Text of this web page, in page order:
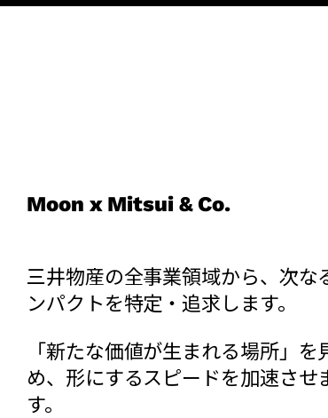
Moon x Mitsui & Co.
三井物産の全事業領域から、次な
ンパクトを特定・追求します。
「新たな価値が生まれる場所」を
め、形にするスピードを加速させ
す。